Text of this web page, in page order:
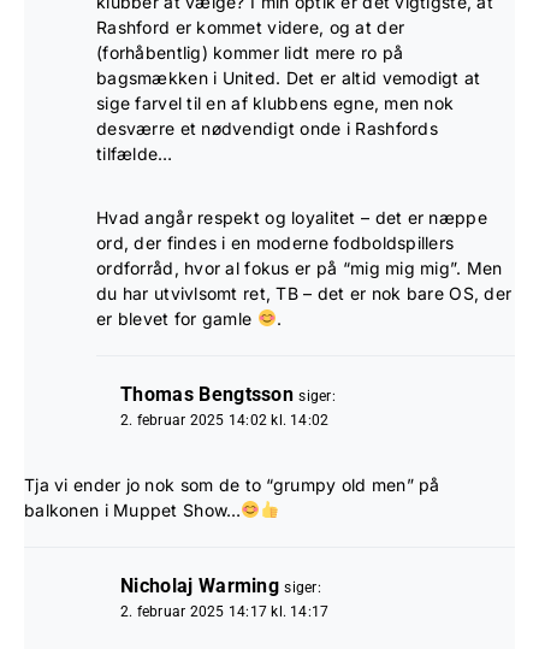
Rashford er kommet videre, og at der
(forhåbentlig) kommer lidt mere ro på
bagsmækken i United. Det er altid vemodigt at
sige farvel til en af klubbens egne, men nok
desværre et nødvendigt onde i Rashfords
tilfælde…
Hvad angår respekt og loyalitet – det er næppe
ord, der findes i en moderne fodboldspillers
ordforråd, hvor al fokus er på “mig mig mig”. Men
du har utvivlsomt ret, TB – det er nok bare OS, der
er blevet for gamle
.
Thomas Bengtsson siger:
2. februar 2025 14:02 kl. 14:02
Tja vi ender jo nok som de to “grumpy old men” på
balkonen i Muppet Show…
Nicholaj Warming siger:
2. februar 2025 14:17 kl. 14:17